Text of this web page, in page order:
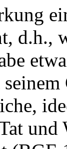
d.h.,
und